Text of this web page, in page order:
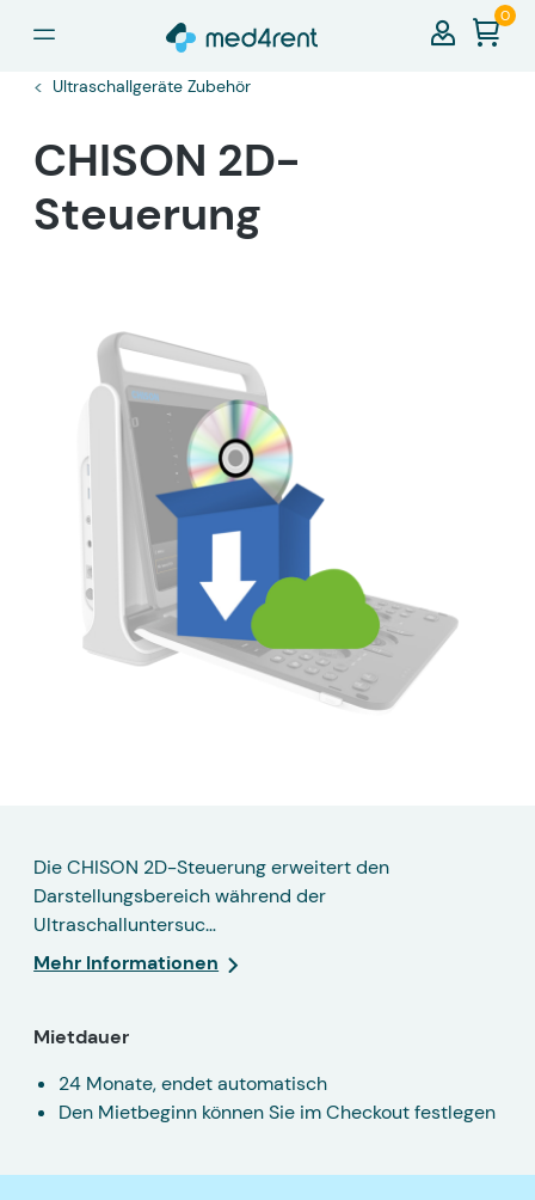
springen 0
Ultraschallgeräte Zubehör
CHISON 2D-
Steuerung
Die CHISON 2D-Steuerung erweitert den
Darstellungsbereich während der
Ultraschalluntersuc…
Mehr Informationen
Mietdauer
24 Monate, endet automatisch
Den Mietbeginn können Sie im Checkout festlegen